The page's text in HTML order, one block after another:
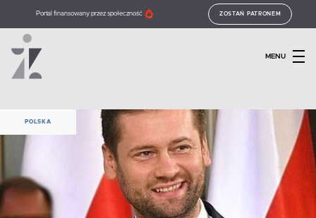
Portal finansowany przez społeczność ZOSTAŃ PATRONEM
MENU
POLSKA